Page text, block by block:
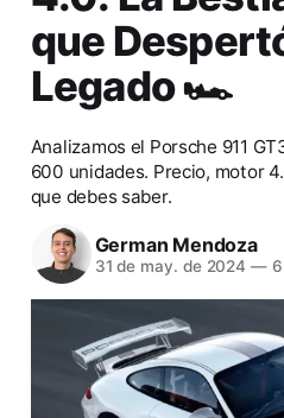
que
Legado 🏎️
Analizamos el Porsche 911
600 unidades. Precio, motor
que debes saber.
German Mendoza
31 de may. de 2024 —